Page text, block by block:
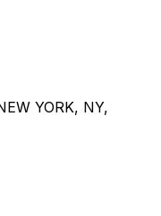
YORK, NY,